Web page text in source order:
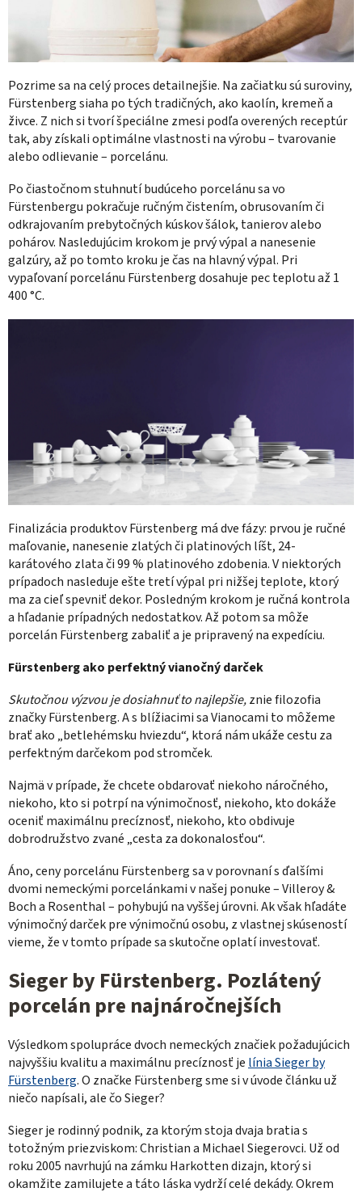
Pozrime sa na celý proces detailnejšie. Na začiatku sú suroviny,
Fürstenberg siaha po tých tradičných, ako kaolín, kremeň a
živce. Z nich si tvorí špeciálne zmesi podľa overených receptúr
tak, aby získali optimálne vlastnosti na výrobu – tvarovanie
alebo odlievanie – porcelánu.
Po čiastočnom stuhnutí budúceho porcelánu sa vo
Fürstenbergu pokračuje ručným čistením, obrusovaním či
odkrajovaním prebytočných kúskov šálok, tanierov alebo
pohárov. Nasledujúcim krokom je prvý výpal a nanesenie
galzúry, až po tomto kroku je čas na hlavný výpal. Pri
vypaľovaní porcelánu Fürstenberg dosahuje pec teplotu až 1
400°C.
Finalizácia produktov Fürstenberg má dve fázy: prvou je ručné
maľovanie, nanesenie zlatých či platinových líšt, 24-
karátového zlata či 99 % platinového zdobenia. V niektorých
prípadoch nasleduje ešte tretí výpal pri nižšej teplote, ktorý
ma za cieľ spevniť dekor. Posledným krokom je ručná kontrola
a hľadanie prípadných nedostatkov. Až potom sa môže
porcelán Fürstenberg zabaliť a je pripravený na expedíciu.
Fürstenberg ako perfektný vianočný darček
Skutočnou výzvou je dosiahnuť to najlepšie,znie filozofia
značkyFürstenberg. A s blížiacimi sa Vianocami to môžeme
brať ako „betlehémsku hviezdu“, ktorá nám ukáže cestu za
perfektným darčekom pod stromček.
Najmä v prípade, že chcete obdarovať niekoho náročného,
niekoho, kto si potrpí na výnimočnosť, niekoho, kto dokáže
oceniť maximálnu precíznosť, niekoho, kto obdivuje
dobrodružstvo zvané „cesta za dokonalosťou“.
Áno, cenyporcelánu Fürstenberg sa v porovnaní s ďalšími
dvomi nemeckými porcelánkami v našej ponuke – Villeroy &
Boch a Rosenthal – pohybujú na vyššej úrovni. Ak však hľadáte
výnimočný darček pre výnimočnú osobu, z vlastnej skúseností
vieme, že v tomto prípade sa skutočne oplatí investovať.
Sieger by Fürstenberg. Pozlátený
porcelán pre najnáročnejších
Výsledkom spolupráce dvoch nemeckých značiek požadujúcich
najvyššiu kvalitu a maximálnu precíznosť je línia Sieger by
Fürstenberg. O značke Fürstenberg sme si v úvode článku už
niečo napísali, ale čo Sieger?
Sieger je rodinný podnik, za ktorým stoja dvaja bratia s
totožným priezviskom: Christian a Michael Siegerovci. Už od
roku 2005 navrhujú na zámku Harkotten dizajn, ktorý si
okamžite zamilujete a táto láska vydrží celé dekády. Okrem